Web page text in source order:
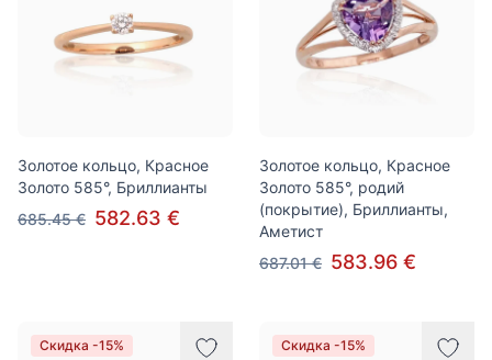
Золотое кольцо, Красное
Золото 585°, Бриллианты
685.45 € 582.63 €
Золотое кольцо, Красное
Золото 585°, родий
(покрытие), Бриллианты,
Аметист
687.01 € 583.96 €
Скидка -15% Скидка -15%